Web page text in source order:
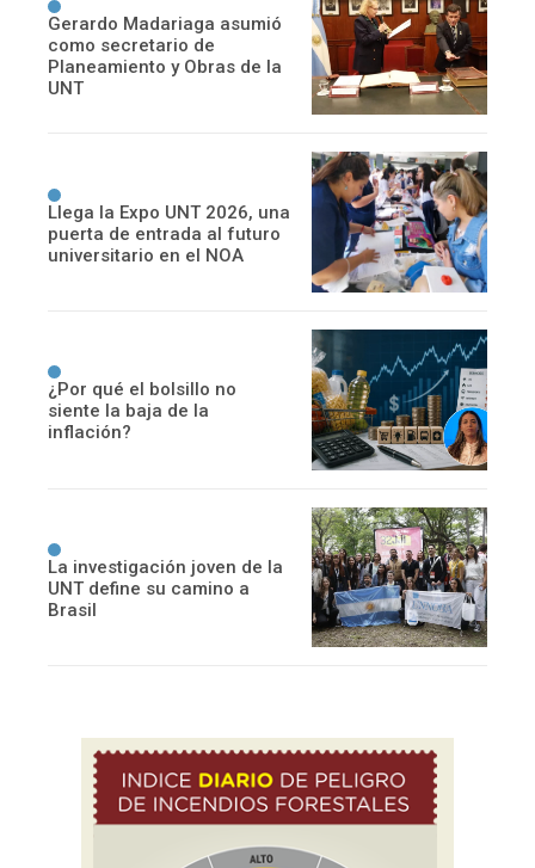
Gerardo Madariaga asumió
como secretario de
Planeamiento y Obras de la
UNT
Llega la Expo UNT 2026, una
puerta de entrada al futuro
universitario en el NOA
¿Por qué el bolsillo no
siente la baja de la
inflación?
La investigación joven de la
UNT define su camino a
Brasil